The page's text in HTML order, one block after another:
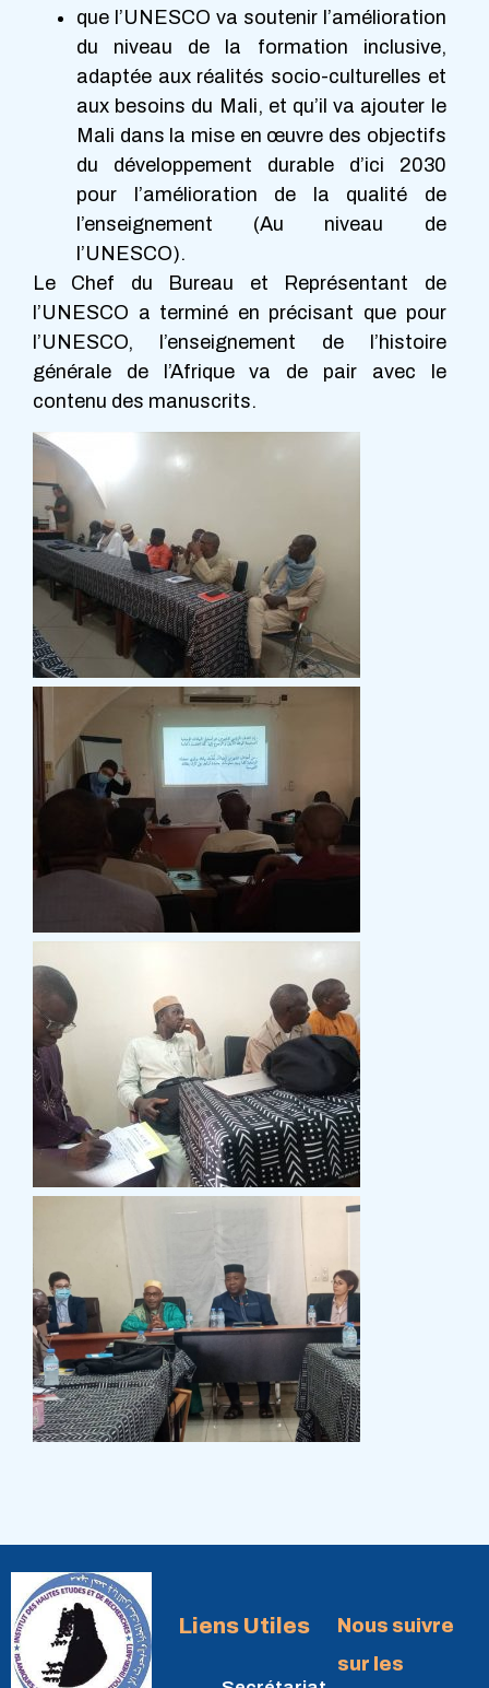
que l’UNESCO va soutenir l’amélioration
du niveau de la formation inclusive,
adaptée aux réalités socio-culturelles et
aux besoins du Mali, et qu’il va ajouter le
Mali dans la mise en œuvre des objectifs
du développement durable d’ici 2030
pour l’amélioration de la qualité de
l’enseignement (Au niveau de
l’UNESCO).
Le Chef du Bureau et Représentant de
l’UNESCO a terminé en précisant que pour
l’UNESCO, l’enseignement de l’histoire
générale de l’Afrique va de pair avec le
contenu des manuscrits.
Liens Utiles
Nous suivre
sur les